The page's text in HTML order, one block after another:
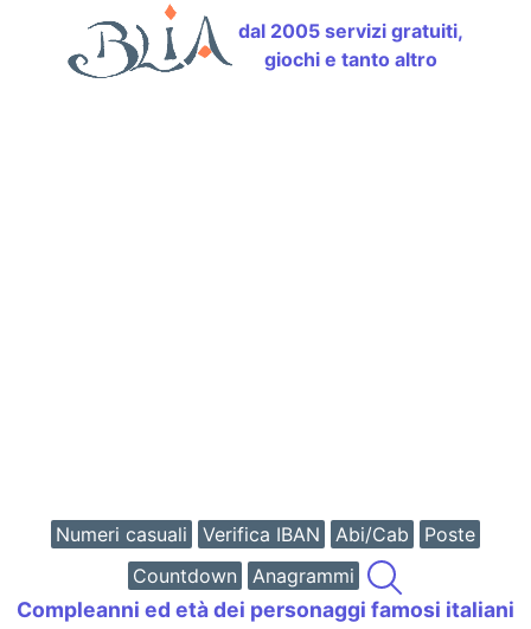
dal 2005 servizi gratuiti,
giochi e tanto altro
Numeri casuali Verifica IBAN Abi/Cab
Poste
Countdown
Anagrammi
Compleanni ed età dei personaggi famosi italiani